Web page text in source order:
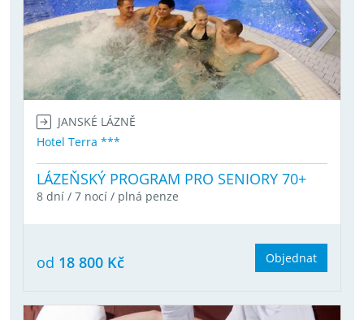
JANSKÉ LÁZNĚ
Hotel Terra ***
LÁZEŇSKÝ PROGRAM PRO SENIORY 70+
8 dní / 7 nocí / plná penze
od 18 800 Kč Objednat